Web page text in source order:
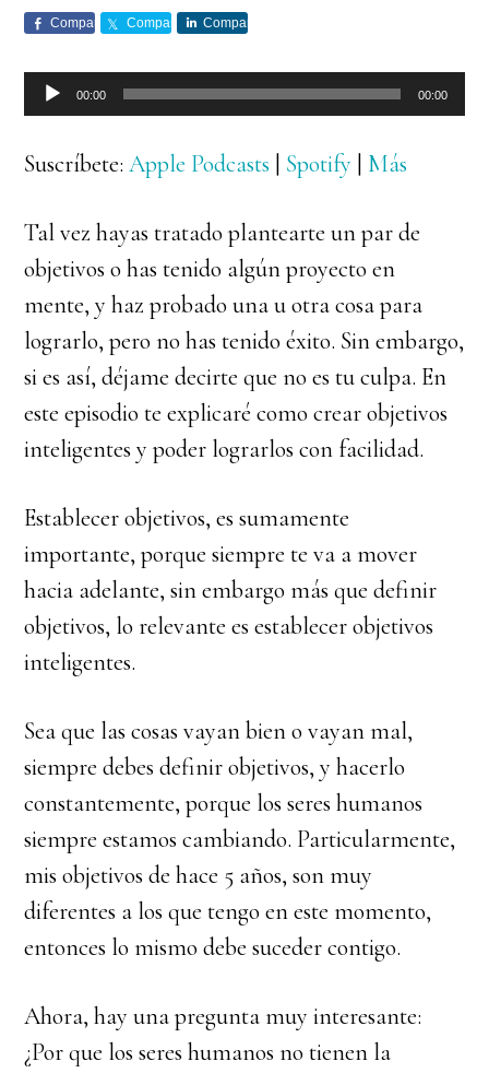
Comparte Comparte Comparte
Reproductor
de
audio
00:00 00:00
Suscríbete:Apple Podcasts | Spotify | Más
Tal vez hayas tratado plantearte un par de
objetivos o has tenido algún proyecto en
mente, y haz probado una u otra cosa para
lograrlo, pero no has tenido éxito. Sin embargo,
si es así, déjame decirte que no es tu culpa. En
este episodio te explicaré como crear objetivos
inteligentes y poder lograrlos con facilidad.
Establecer objetivos, es sumamente
importante, porque siempre te va a mover
hacia adelante, sin embargo más que definir
objetivos, lo relevante es establecer objetivos
inteligentes.
Sea que las cosas vayan bien o vayan mal,
siempre debes definir objetivos, y hacerlo
constantemente, porque los seres humanos
siempre estamos cambiando. Particularmente,
mis objetivos de hace 5 años, son muy
diferentes a los que tengo en este momento,
entonces lo mismo debe suceder contigo.
Ahora, hay una pregunta muy interesante:
¿Por que los seres humanos no tienen la